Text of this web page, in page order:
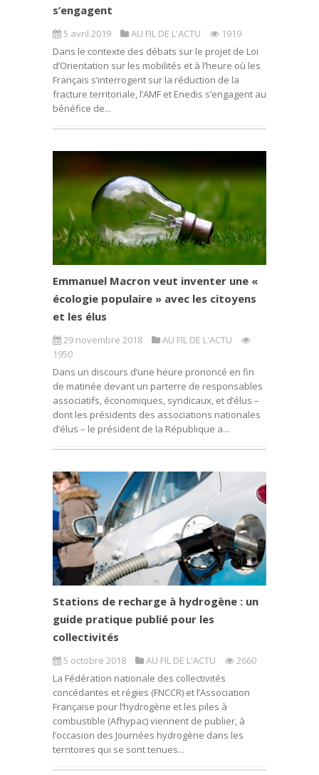
s’engagent
5 avril 2019 AU FIL DE L'ACTU
1919
Dans le contexte des débats sur le projet de Loi
d’Orientation sur les mobilités et à l’heure où les
Français s’interrogent sur la réduction de la
fracture territoriale, l’AMF et Enedis s’engagent au
bénéfice de...
Emmanuel Macron veut inventer une «
écologie populaire » avec les citoyens
et les élus
29 novembre 2018
AU FIL DE L'ACTU
1950
Dans un discours d’une heure prononcé en fin
de matinée devant un parterre de responsables
associatifs, économiques, syndicaux, et d’élus –
dont les présidents des associations nationales
d’élus – le président de la République a...
Stations de recharge à hydrogène : un
guide pratique publié pour les
collectivités
5 octobre 2018 AU FIL DE L'ACTU
2660
La Fédération nationale des collectivités
concédantes et régies (FNCCR) et l’Association
Française pour l’hydrogène et les piles à
combustible (Afhypac) viennent de publier, à
l’occasion des Journées hydrogène dans les
territoires qui se sont tenues...